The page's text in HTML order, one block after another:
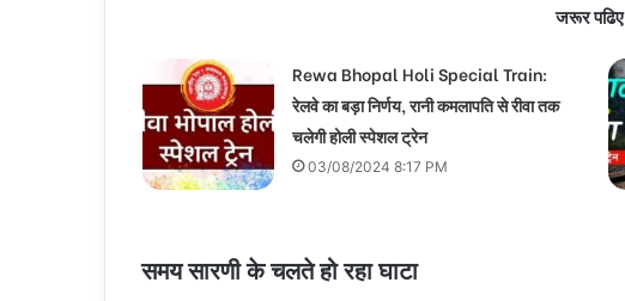
जरूर पढिए
Rewa Bhopal Holi Special Train:
रेलवे का बड़ा निर्णय, रानी कमलापति से रीवा तक
चलेगी होली स्पेशल ट्रेन
03/08/2024 8:17 PM
समय सारणी के चलते हो रहा घाटा